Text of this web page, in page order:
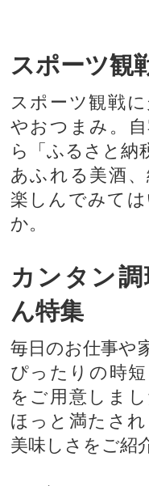
スポーツ観
スポーツ観戦
やおつまみ。
ら「ふるさと納
あふれる美酒
楽しんでみて
か。
カンタン
ん特集
毎日のお仕事や
ぴったりの時
をご用意しま
ほっと満たさ
美味しさをご紹